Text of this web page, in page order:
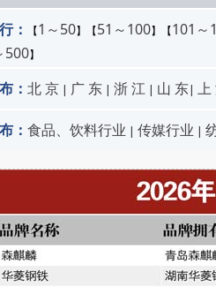
： 【1～50】【51～100】【101～
500】
： 北 京 | 广 东 | 浙 江 | 山 东| 上
： 食品、饮料行业 | 传媒行业 |